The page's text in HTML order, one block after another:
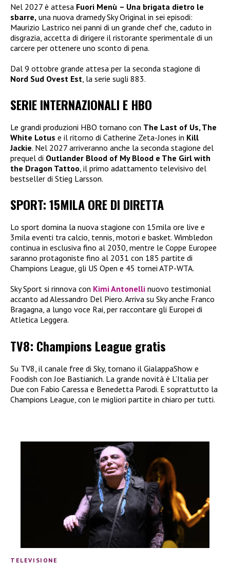
Nel 2027 è attesa Fuori Menù – Una brigata dietro le
sbarre, una nuova dramedy Sky Original in sei episodi:
Maurizio Lastrico nei panni di un grande chef che, caduto in
disgrazia, accetta di dirigere il ristorante sperimentale di un
carcere per ottenere uno sconto di pena.
Dal 9 ottobre grande attesa per la seconda stagione di
Nord Sud Ovest Est , la serie sugli 883.
SERIE INTERNAZIONALI E HBO
Le grandi produzioni HBO tornano con The Last of Us, The
White Lotus e il ritorno di Catherine Zeta-Jones in Kill
Jackie. Nel 2027 arriveranno anche la seconda stagione del
prequel di Outlander Blood of My Blood e The Girl with
the Dragon Tattoo, il primo adattamento televisivo del
bestseller di Stieg Larsson.
SPORT: 15MILA ORE DI DIRETTA
Lo sport domina la nuova stagione con 15mila ore live e
3mila eventi tra calcio, tennis, motori e basket. Wimbledon
continua in esclusiva fino al 2030, mentre le Coppe Europee
saranno protagoniste fino al 2031 con 185 partite di
Champions League, gli US Open e 45 tornei ATP-WTA.
Sky Sport si rinnova con Kimi Antonelli nuovo testimonial
accanto ad Alessandro Del Piero. Arriva su Sky anche Franco
Bragagna, a lungo voce Rai, per raccontare gli Europei di
Atletica Leggera.
TV8: Champions League gratis
Su TV8, il canale free di Sky, tornano il GialappaShow e
Foodish con Joe Bastianich. La grande novità è L’Italia per
Due con Fabio Caressa e Benedetta Parodi. E soprattutto la
Champions League, con le migliori partite in chiaro per tutti.
TELEVISIONE